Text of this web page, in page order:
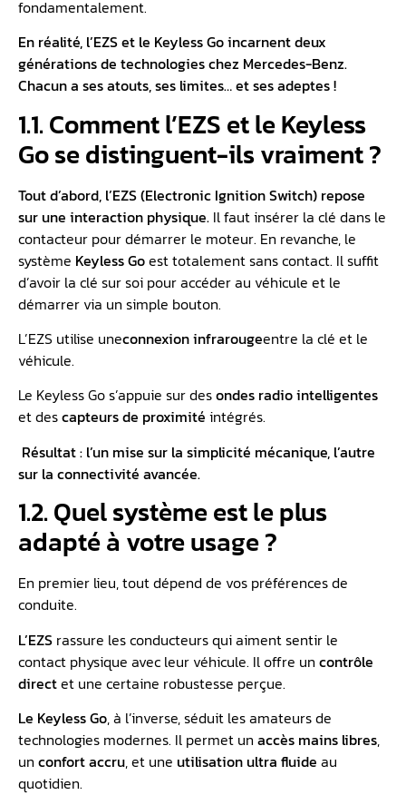
fondamentalement.
En réalité, l’EZS et le Keyless Go incarnent deux
générations de technologies chez Mercedes-Benz.
Chacun a ses atouts, ses limites… et ses adeptes !
1.1. Comment l’EZS et le Keyless
Go se distinguent-ils vraiment ?
Tout d’abord, l’EZS (Electronic Ignition Switch) repose
sur une interaction physique. Il faut insérer la clé dans le
contacteur pour démarrer le moteur. En revanche, le
système Keyless Goest totalement sans contact. Il suffit
d’avoir la clé sur soi pour accéder au véhicule et le
démarrer via un simple bouton.
L’EZS utilise uneconnexion infrarougeentre la clé et le
véhicule.
Le Keyless Go s’appuie sur desondes radio intelligentes
et descapteurs de proximité intégrés.
Résultat : l’un mise sur la simplicité mécanique, l’autre
sur la connectivité avancée.
1.2. Quel système est le plus
adapté à votre usage ?
En premier lieu, tout dépend de vos préférences de
conduite.
L’EZS rassure les conducteurs qui aiment sentir le
contact physique avec leur véhicule. Il offre un contrôle
directet une certaine robustesse perçue.
Le Keyless Go, à l’inverse, séduit les amateurs de
technologies modernes. Il permet un accès mains libres,
un confort accru, et une utilisation ultra fluide au
quotidien.